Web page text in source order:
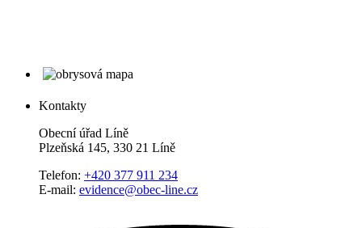
Kontakty
Obecní úřad Líně
Plzeňská 145, 330 21 Líně
Telefon: +420 377 911 234
E-mail: evidence@obec-line.cz